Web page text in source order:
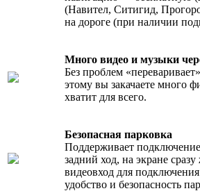
(Навител, Ситигид,
на дороге (при наличии
Много видео и музыки
Без проблем
этому вы закачаете много
хватит для всего.
Безопасная парковка
Поддерживает
задний ход, на экране
видеовход для
удобство и безопасность